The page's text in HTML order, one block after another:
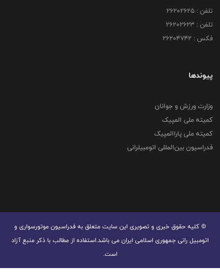
تلفن : ۲۶۲۰۲۶۲۵
تلفن : ۲۶۲۰۲۶۲۳
فکس : ۲۶۲۰۴۷۴۲
پیوندها
وزارت ورزش و جوانان
کمیته ملی المپیک
کمیته ملی پاراالمپیک
فدراسیون بین‌المللی اتومبیلرانی
© کليه حقوق خبری و تصويری اين سايت متعلق به فدراسیون موتورسواری و
اتومبیل رانی جمهوری اسلامی ایران می باشد.استفاده از مطالب با ذكر منبع آزاد
است.